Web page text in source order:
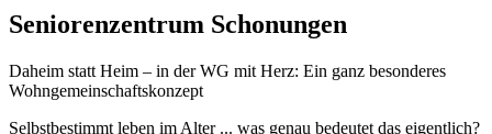
Seniorenzentrum Schonungen
Daheim statt Heim – in der WG mit Herz: Ein ganz besonderes
Wohngemeinschaftskonzept
Selbstbestimmt leben im Alter ... was genau bedeutet das eigentlich?